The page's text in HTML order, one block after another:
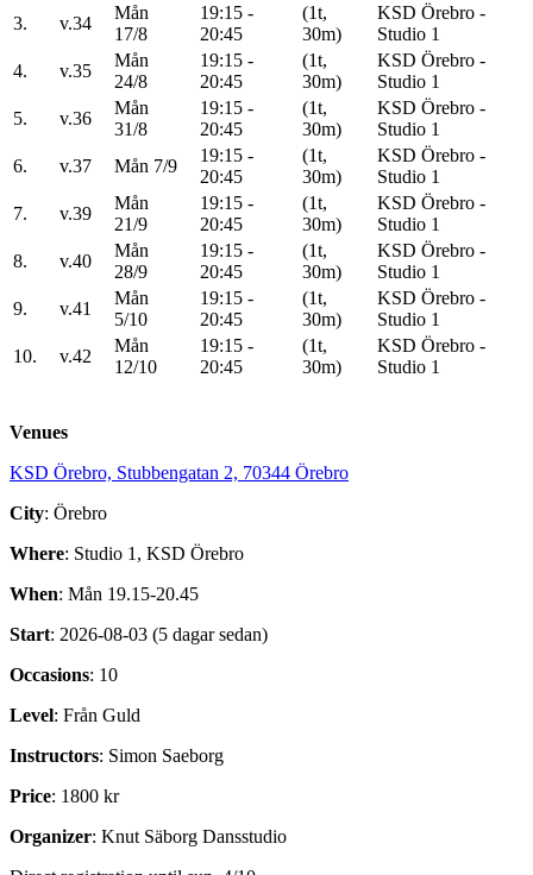
3.
v.34
Mån
17/8
19:15 -
20:45
(1t,
30m)
KSD Örebro -
Studio 1
4.
v.35
Mån
24/8
19:15 -
20:45
(1t,
30m)
KSD Örebro -
Studio 1
5.
v.36
Mån
31/8
19:15 -
20:45
(1t,
30m)
KSD Örebro -
Studio 1
6.
v.37 Mån 7/9
19:15 -
20:45
(1t,
30m)
KSD Örebro -
Studio 1
7.
v.39
Mån
21/9
19:15 -
20:45
(1t,
30m)
KSD Örebro -
Studio 1
8.
v.40
Mån
28/9
19:15 -
20:45
(1t,
30m)
KSD Örebro -
Studio 1
9.
v.41
Mån
5/10
19:15 -
20:45
(1t,
30m)
KSD Örebro -
Studio 1
10.
v.42
Mån
12/10
19:15 -
20:45
(1t,
30m)
KSD Örebro -
Studio 1
Venues
KSD Örebro, Stubbengatan 2, 70344 Örebro
City: Örebro
Where: Studio 1, KSD Örebro
When: Mån 19.15-20.45
Start: 2026-08-03 (5 dagar sedan)
Occasions: 10
Level: Från Guld
Instructors: Simon Saeborg
Price: 1800 kr
Organizer: Knut Säborg Dansstudio